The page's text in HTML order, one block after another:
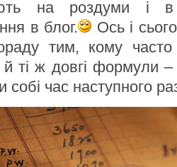
на роздуми і
в блог.
Ось і
тим, кому
ті ж довгі формули
собі час наступного